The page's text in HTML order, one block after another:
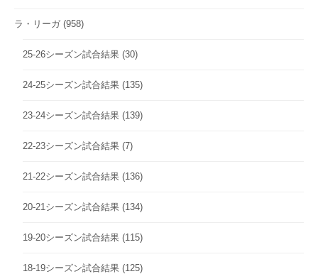
ラ・リーガ (958)
25-26シーズン試合結果 (30)
24-25シーズン試合結果 (135)
23-24シーズン試合結果 (139)
22-23シーズン試合結果 (7)
21-22シーズン試合結果 (136)
20-21シーズン試合結果 (134)
19-20シーズン試合結果 (115)
18-19シーズン試合結果 (125)